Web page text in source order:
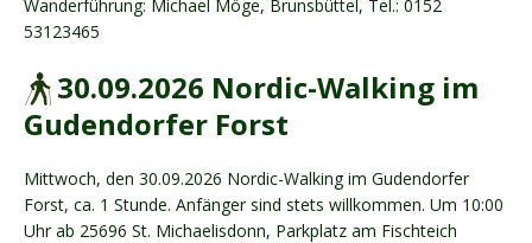
Wanderführung: Michael Möge, Brunsbüttel, Tel.: 0152
53123465
30.09.2026 Nordic-Walking im
Gudendorfer Forst
Mittwoch, den 30.09.2026 Nordic-Walking im Gudendorfer
Forst, ca. 1 Stunde. Anfänger sind stets willkommen. Um 10:00
Uhr ab 25696 St. Michaelisdonn, Parkplatz am Fischteich